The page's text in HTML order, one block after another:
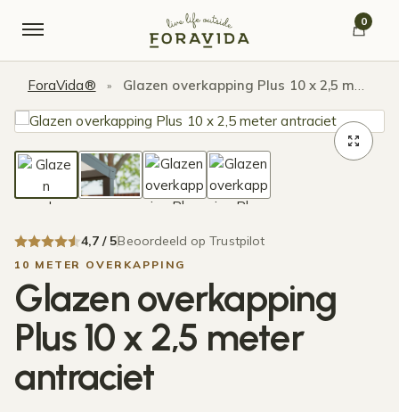
0
ForaVida® » Glazen overkapping Plus 10 x 2,5 meter antraciet
4,7 / 5Beoordeeld op Trustpilot
10 METER OVERKAPPING
Glazen overkapping
Plus 10 x 2,5 meter
antraciet